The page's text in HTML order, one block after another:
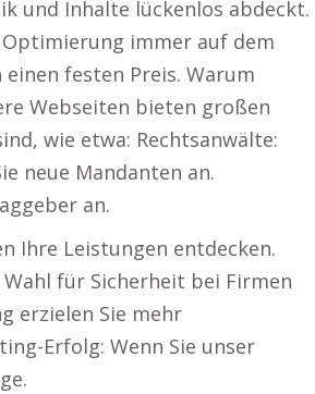
und Inhalte lückenlos abdeckt.
immer auf dem
festen Preis. Warum
Webseiten bieten großen
wie etwa: Rechtsanwälte:
neue Mandanten an.
an.
Ihre Leistungen entdecken.
für Sicherheit bei Firmen
erzielen Sie mehr
Erfolg: Wenn Sie unser